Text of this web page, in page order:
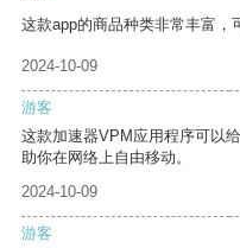
这款app的商品种类非常丰富，
2024-10-09
游客
这款加速器VPM应用程序可以
助你在网络上自由移动。
2024-10-09
游客